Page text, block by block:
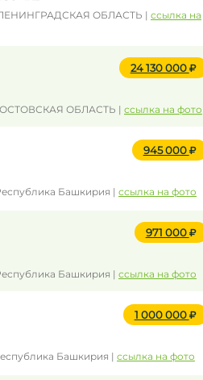
ЛЕНИНГРАДСКАЯ ОБЛАСТЬ | ссылка на
24 130 000
ОБЛАСТЬ | ссылка на фото
945 000
Башкирия | ссылка на фото
971 000
Башкирия | ссылка на фото
1 000 000
Башкирия | ссылка на фото